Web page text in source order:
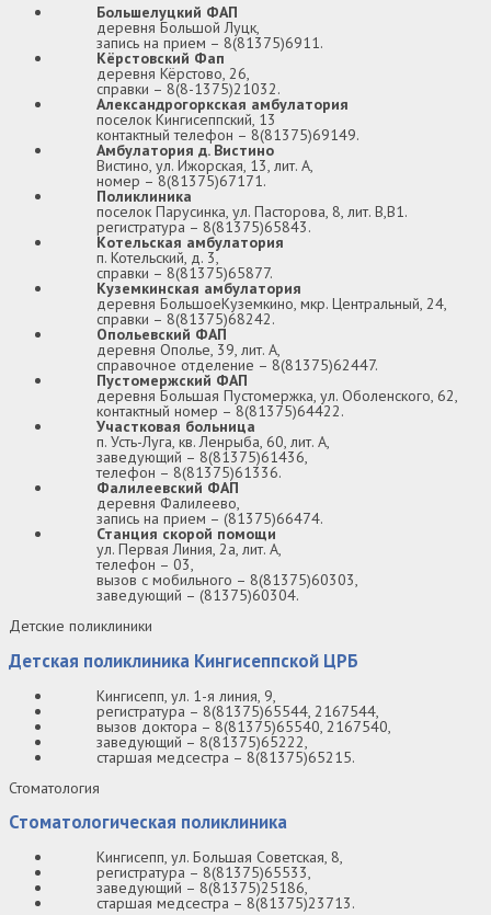
Большелуцкий ФАП
деревня Большой Луцк,
запись на прием – 8(81375)6911.
Кёрстовский Фап
деревня Кёрстово, 26,
справки – 8(8-1375)21032.
Александрогоркская амбулатория
поселок Кингисеппский, 13
контактный телефон – 8(81375)69149.
Амбулатория д. Вистино
Вистино, ул. Ижорская, 13, лит. А,
номер – 8(81375)67171.
Поликлиника
поселок Парусинка, ул. Пасторова, 8, лит. В,В1.
регистратура – 8(81375)65843.
Котельская амбулатория
п. Котельский, д. 3,
справки – 8(81375)65877.
Куземкинская амбулатория
деревня БольшоеКуземкино, мкр. Центральный, 24,
справки – 8(81375)68242.
Опольевский ФАП
деревня Ополье, 39, лит. А,
справочное отделение – 8(81375)62447.
Пустомержский ФАП
деревня Большая Пустомержка, ул. Оболенского, 62,
контактный номер – 8(81375)64422.
Участковая больница
п. Усть-Луга, кв. Ленрыба, 60, лит. А,
заведующий – 8(81375)61436,
телефон – 8(81375)61336.
Фалилеевский ФАП
деревня Фалилеево,
запись на прием – (81375)66474.
Станция скорой помощи
ул. Первая Линия, 2а, лит. А,
телефон – 03,
вызов с мобильного – 8(81375)60303,
заведующий – (81375)60304.
Детские поликлиники
Детская поликлиника Кингисеппской ЦРБ
Кингисепп, ул. 1-я линия, 9,
регистратура – 8(81375)65544, 2167544,
вызов доктора – 8(81375)65540, 2167540,
заведующий – 8(81375)65222,
старшая медсестра – 8(81375)65215.
Стоматология
Стоматологическая поликлиника
Кингисепп, ул. Большая Советская, 8,
регистратура – 8(81375)65533,
заведующий – 8(81375)25186,
старшая медсестра – 8(81375)23713.